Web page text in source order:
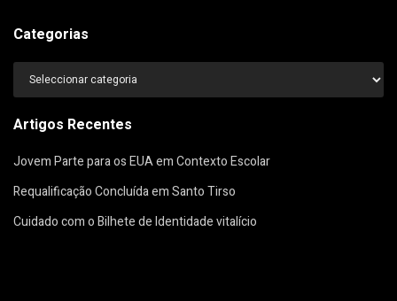
Categorias
Categorias
Artigos Recentes
Jovem Parte para os EUA em Contexto Escolar
Requalificação Concluída em Santo Tirso
Cuidado com o Bilhete de Identidade vitalício